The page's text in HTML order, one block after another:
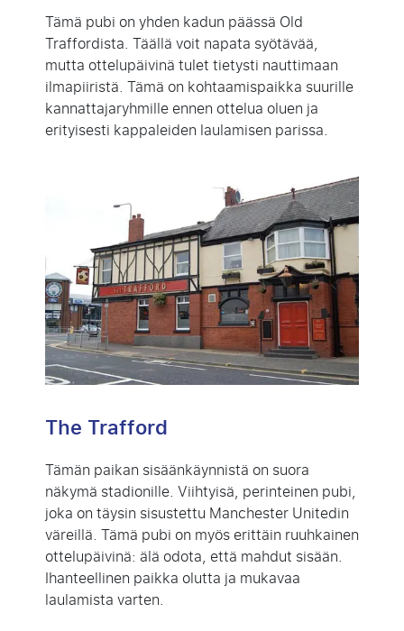
Tämä pubi on yhden kadun päässä Old
Traffordista. Täällä voit napata syötävää,
mutta ottelupäivinä tulet tietysti nauttimaan
ilmapiiristä. Tämä on kohtaamispaikka suurille
kannattajaryhmille ennen ottelua oluen ja
erityisesti kappaleiden laulamisen parissa.
The Trafford
Tämän paikan sisäänkäynnistä on suora
näkymä stadionille. Viihtyisä, perinteinen pubi,
joka on täysin sisustettu Manchester Unitedin
väreillä. Tämä pubi on myös erittäin ruuhkainen
ottelupäivinä: älä odota, että mahdut sisään.
Ihanteellinen paikka olutta ja mukavaa
laulamista varten.